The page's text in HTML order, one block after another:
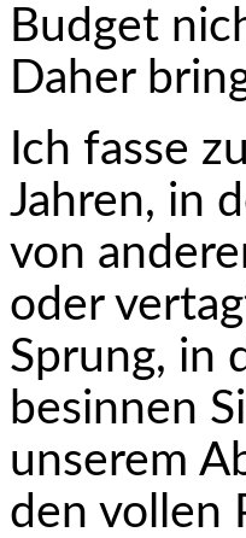
Budget
Daher
Ich fasse
Jahren, in
von
oder
Sprung, in
besinnen
unserem
den vollen